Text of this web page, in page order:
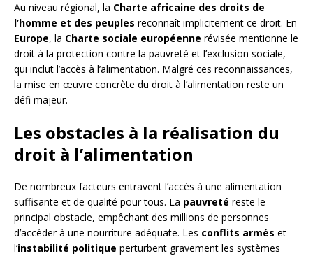
Au niveau régional, la Charte africaine des droits de
l’homme et des peuples reconnaît implicitement ce droit. En
Europe, la Charte sociale européenne révisée mentionne le
droit à la protection contre la pauvreté et l’exclusion sociale,
qui inclut l’accès à l’alimentation. Malgré ces reconnaissances,
la mise en œuvre concrète du droit à l’alimentation reste un
défi majeur.
Les obstacles à la réalisation du
droit à l’alimentation
De nombreux facteurs entravent l’accès à une alimentation
suffisante et de qualité pour tous. La pauvreté reste le
principal obstacle, empêchant des millions de personnes
d’accéder à une nourriture adéquate. Les conflits armés et
l’instabilité politique perturbent gravement les systèmes